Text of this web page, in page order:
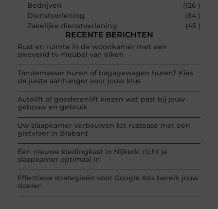
Bedrijven
(126 )
Dienstverlening
(64 )
Zakelijke dienstverlening
(45 )
RECENTE BERICHTEN
Rust en ruimte in de woonkamer met een
zwevend tv meubel van eiken
Tandemasser huren of bagagewagen huren? Kies
de juiste aanhanger voor jouw klus
Autolift of goederenlift kiezen wat past bij jouw
gebouw en gebruik
Uw slaapkamer verbouwen tot rustoase met een
gietvloer in Brabant
Een nieuwe kledingkast in Nijkerk: richt je
slaapkamer optimaal in
Effectieve strategieën voor Google Ads bereik jouw
doelen